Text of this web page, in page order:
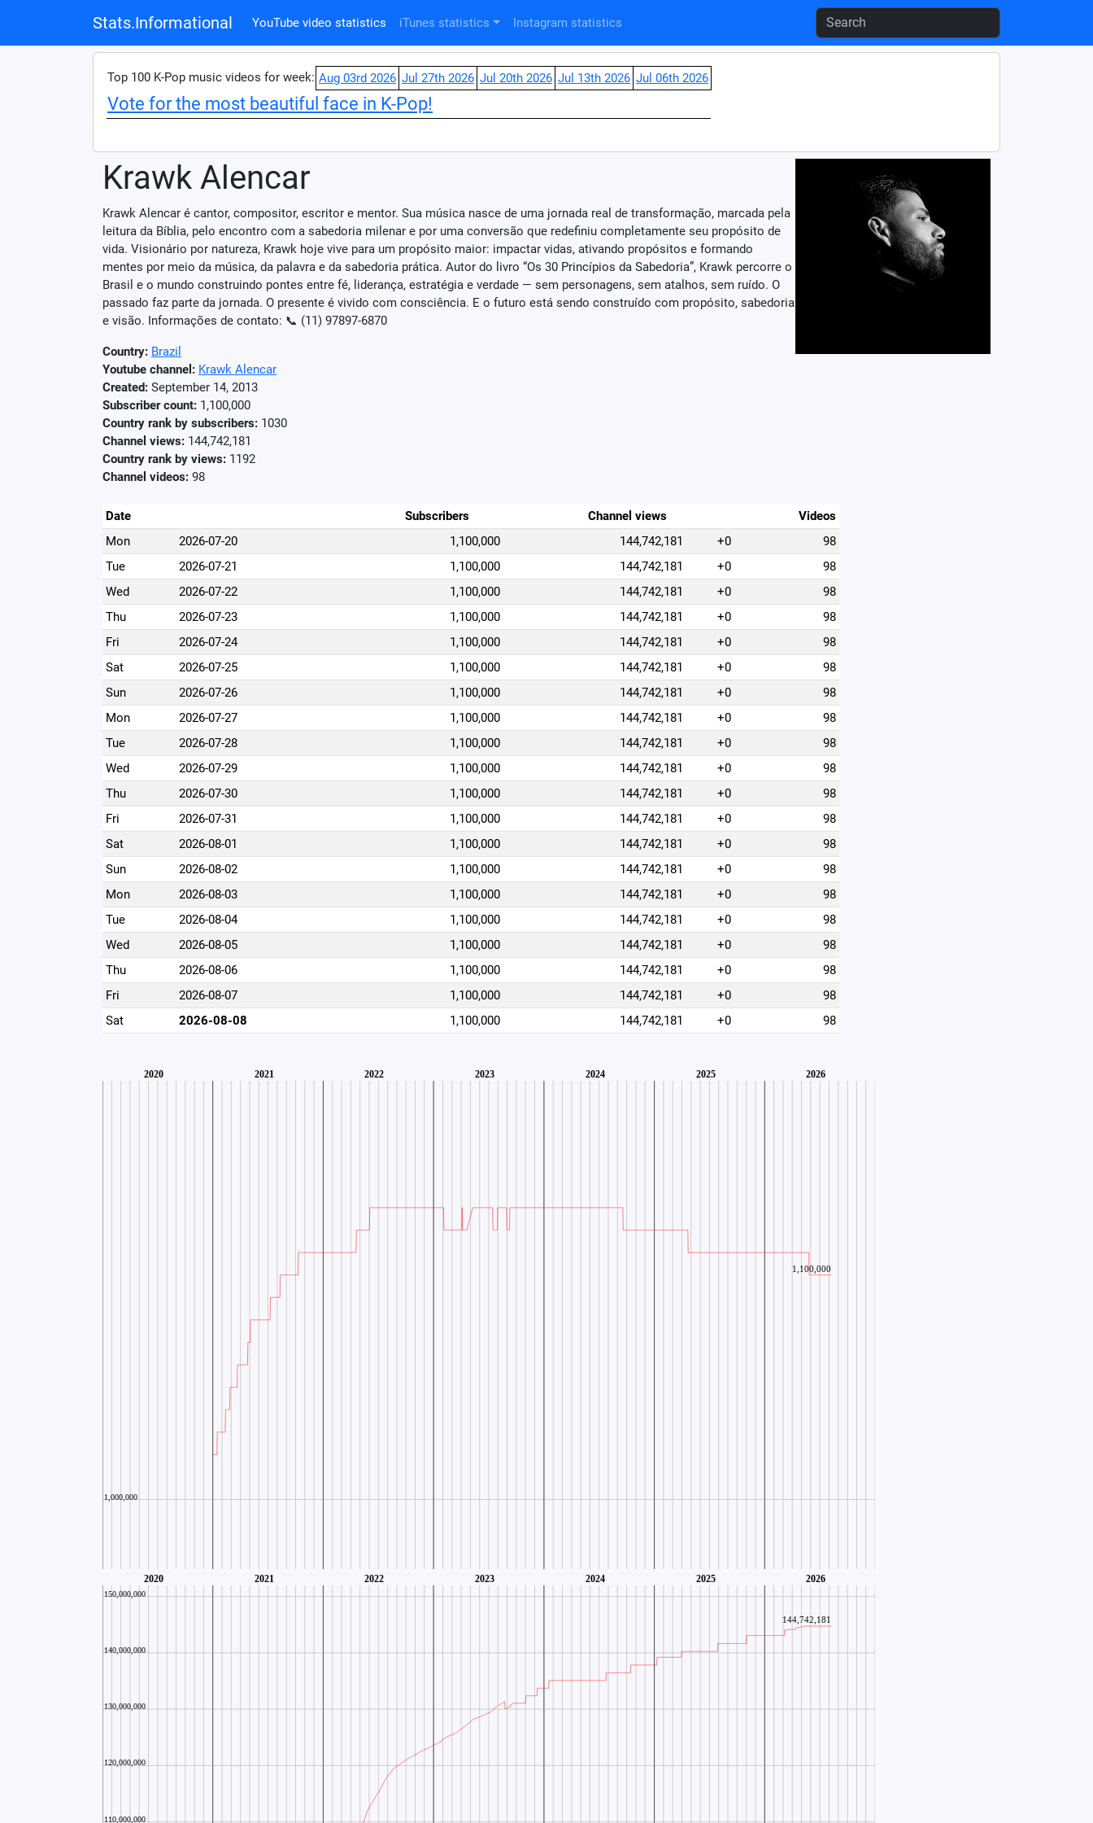
Stats.Informational YouTube video statistics iTunes statistics Instagram statistics
Top 100 K-Pop music videos for week: Aug 03rd 2026 Jul 27th 2026 Jul 20th 2026 Jul 13th 2026 Jul 06th 2026
Vote for the most beautiful face in K-Pop!
Krawk Alencar
Krawk Alencar é cantor, compositor, escritor e mentor. Sua música nasce de uma jornada real de transformação, marcada pela
leitura da Bíblia, pelo encontro com a sabedoria milenar e por uma conversão que redefiniu completamente seu propósito de
vida. Visionário por natureza, Krawk hoje vive para um propósito maior: impactar vidas, ativando propósitos e formando
mentes por meio da música, da palavra e da sabedoria prática. Autor do livro “Os 30 Princípios da Sabedoria”, Krawk percorre o
Brasil e o mundo construindo pontes entre fé, liderança, estratégia e verdade — sem personagens, sem atalhos, sem ruído. O
passado faz parte da jornada. O presente é vivido com consciência. E o futuro está sendo construído com propósito, sabedoria
e visão. Informações de contato: 📞 (11) 97897-6870
Country: Brazil
Youtube channel: Krawk Alencar
Created: September 14, 2013
Subscriber count: 1,100,000
Country rank by subscribers: 1030
Channel views: 144,742,181
Country rank by views: 1192
Channel videos: 98
Date Subscribers Channel views
Videos
Mon
2026-07-20 1,100,000 144,742,181 +0
98
Tue
2026-07-21 1,100,000 144,742,181 +0
98
Wed
2026-07-22 1,100,000 144,742,181 +0
98
Thu
2026-07-23 1,100,000 144,742,181 +0
98
Fri
2026-07-24 1,100,000 144,742,181 +0
98
Sat
2026-07-25 1,100,000 144,742,181 +0
98
Sun
2026-07-26 1,100,000 144,742,181 +0
98
Mon
2026-07-27 1,100,000 144,742,181 +0
98
Tue
2026-07-28 1,100,000 144,742,181 +0
98
Wed
2026-07-29 1,100,000 144,742,181 +0
98
Thu
2026-07-30 1,100,000 144,742,181 +0
98
Fri
2026-07-31 1,100,000 144,742,181 +0
98
Sat
2026-08-01 1,100,000 144,742,181 +0
98
Sun
2026-08-02 1,100,000 144,742,181 +0
98
Mon
2026-08-03 1,100,000 144,742,181 +0
98
Tue
2026-08-04 1,100,000 144,742,181 +0
98
Wed
2026-08-05 1,100,000 144,742,181 +0
98
Thu
2026-08-06 1,100,000 144,742,181 +0
98
Fri
2026-08-07 1,100,000 144,742,181 +0
98
Sat
2026-08-08 1,100,000 144,742,181 +0 98